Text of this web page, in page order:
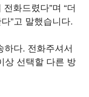
화드렸다”며 “더
”고 말했습니다.
하다. 전화주셔서
상 선택할 다른 방